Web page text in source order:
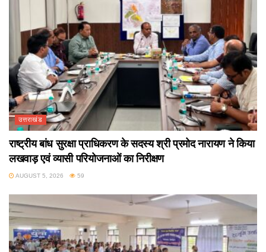
उत्तराखंड
राष्ट्रीय बांध सुरक्षा प्राधिकरण के सदस्य श्री प्रमोद नारायण ने किया
लखवाड़ एवं व्यासी परियोजनाओं का निरीक्षण
AUGUST 5, 2026 59